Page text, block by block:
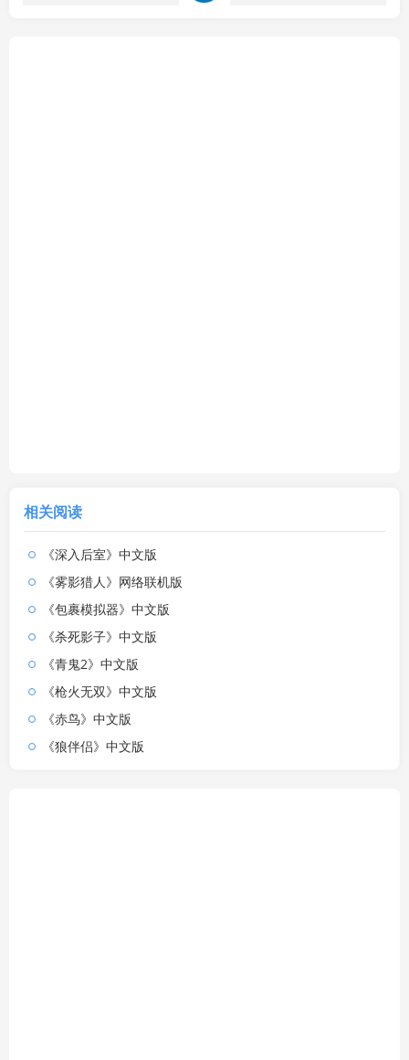
相关阅读
《深入后室》中文版
《雾影猎人》网络联机版
《包裹模拟器》中文版
《杀死影子》中文版
《青鬼2》中文版
《枪火无双》中文版
《赤鸟》中文版
《狼伴侣》中文版